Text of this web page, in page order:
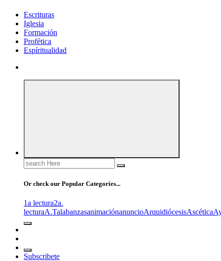
Escrituras
Iglesia
Formación
Profética
Espíritualidad
Search
for:
Or check our Popular Categories...
1a lectura2a.
lecturaA.TalabanzasanimaciónanuncioArquidiócesisAscética
Subscribete